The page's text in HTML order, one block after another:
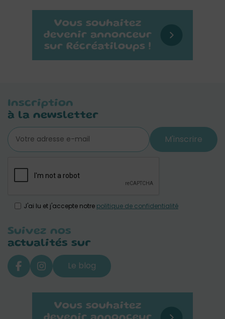
Inscription
à la newsletter
M'inscrire
J'ai lu et j'accepte notre politique de confidentialité
Suivez nos
actualités sur
Le blog